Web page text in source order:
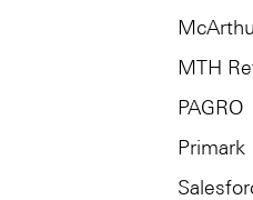
MTH
PAGRO
Primark